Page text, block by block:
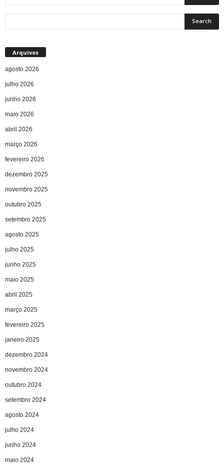
Arquivos
agosto 2026
julho 2026
junho 2026
maio 2026
abril 2026
março 2026
fevereiro 2026
dezembro 2025
novembro 2025
outubro 2025
setembro 2025
agosto 2025
julho 2025
junho 2025
maio 2025
abril 2025
março 2025
fevereiro 2025
janeiro 2025
dezembro 2024
novembro 2024
outubro 2024
setembro 2024
agosto 2024
julho 2024
junho 2024
maio 2024